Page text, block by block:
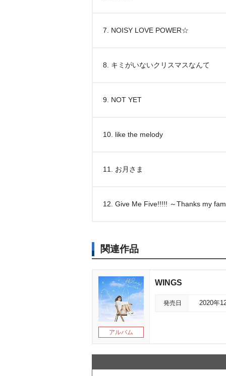
7. NOISY LOVE POWER☆
8. キミがいないクリスマスなんて
9. NOT YET
10. like the melody
11. お月さま
12. Give Me Five!!!!! ～Thanks my
関連作品
アルバム
WINGS
発売日 2020年